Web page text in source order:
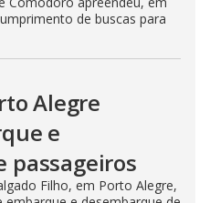
de buscas para
Alegre
e
passageiros
Filho, em Porto Alegre,